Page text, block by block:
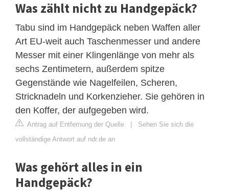
Was zählt nicht zu Handgepäck?
Tabu sind im Handgepäck neben Waffen aller
Art EU-weit auch Taschenmesser und andere
Messer mit einer Klingenlänge von mehr als
sechs Zentimetern, außerdem spitze
Gegenstände wie Nagelfeilen, Scheren,
Stricknadeln und Korkenzieher. Sie gehören in
den Koffer, der aufgegeben wird.
Antrag auf Entfernung der Quelle | Sehen Sie sich die
vollständige Antwort auf ndr.de an
Was gehört alles in ein
Handgepäck?